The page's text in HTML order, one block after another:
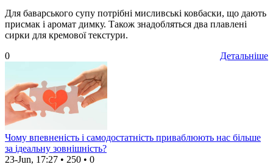
Для баварського супу потрібні мисливські ковбаски, що дають
присмак і аромат димку. Також знадобляться два плавлені
сирки для кремової текстури.
Детальніше
0
Чому впевненість і самодостатність приваблюють нас більше
за ідеальну зовнішність?
23-Jun, 17:27 • 250 • 0